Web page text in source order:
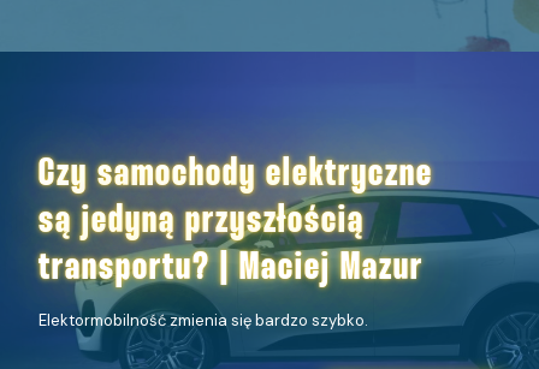
Czy samochody elektryczne
są jedyną przyszłością
transportu? | Maciej Mazur
Elektormobilność zmienia się bardzo szybko.